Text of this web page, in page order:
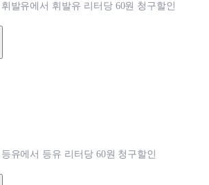
발유에서 휘발유 리터당 60원 청구할인
유에서 등유 리터당 60원 청구할인